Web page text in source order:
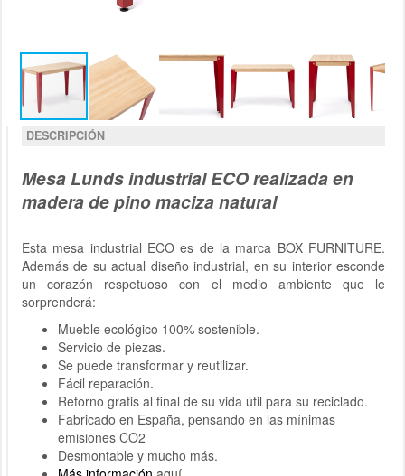
DESCRIPCIÓN
Mesa Lunds industrial ECO realizada en
madera de pino maciza natural
Esta mesa industrial ECO es de la marca BOX FURNITURE.
Además de su actual diseño industrial, en su interior esconde
un corazón respetuoso con el medio ambiente que le
sorprenderá:
Mueble ecológico 100% sostenible.
Servicio de piezas.
Se puede transformar y reutilizar.
Fácil reparación.
Retorno gratis al final de su vida útil para su reciclado.
Fabricado en España, pensando en las mínimas
emisiones CO2
Desmontable y mucho más.